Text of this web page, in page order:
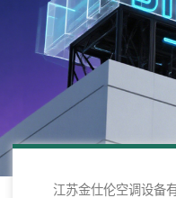
江苏金仕伦空调设备